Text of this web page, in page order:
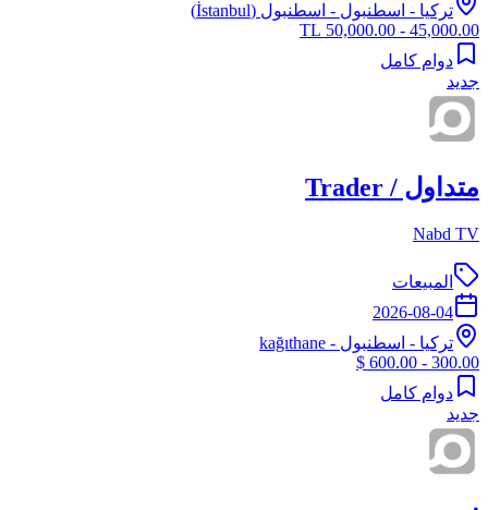
تركيا - اسطنبول - اسطنبول (İstanbul)
45,000.00 - 50,000.00 TL
دوام كامل
جديد
متداول / Trader
Nabd TV
المبيعات
2026-08-04
تركيا - اسطنبول - kağıthane
300.00 - 600.00 $
دوام كامل
جديد